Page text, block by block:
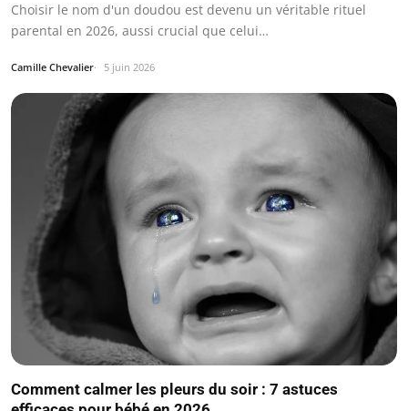
Choisir le nom d'un doudou est devenu un véritable rituel
parental en 2026, aussi crucial que celui…
Camille Chevalier 5 juin 2026
Comment calmer les pleurs du soir : 7 astuces